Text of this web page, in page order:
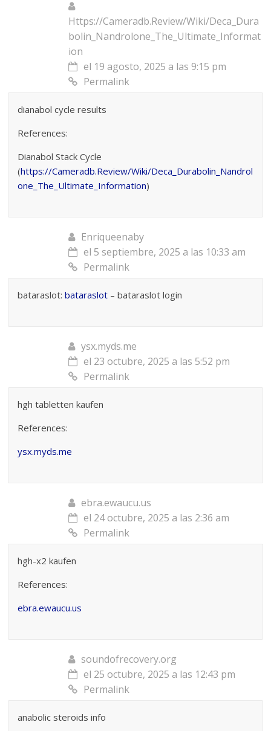
Https://Cameradb.Review/Wiki/Deca_Dura
bolin_Nandrolone_The_Ultimate_Informat
ion
el 19 agosto, 2025 a las 9:15 pm
Permalink
dianabol cycle results
References:
Dianabol Stack Cycle
(https://Cameradb.Review/Wiki/Deca_Durabolin_Nandrol
one_The_Ultimate_Information)
Enriqueenaby
el 5 septiembre, 2025 a las 10:33 am
Permalink
bataraslot:bataraslot – bataraslot login
ysx.myds.me
el 23 octubre, 2025 a las 5:52 pm
Permalink
hgh tabletten kaufen
References:
ysx.myds.me
ebra.ewaucu.us
el 24 octubre, 2025 a las 2:36 am
Permalink
hgh-x2 kaufen
References:
ebra.ewaucu.us
soundofrecovery.org
el 25 octubre, 2025 a las 12:43 pm
Permalink
anabolic steroids info